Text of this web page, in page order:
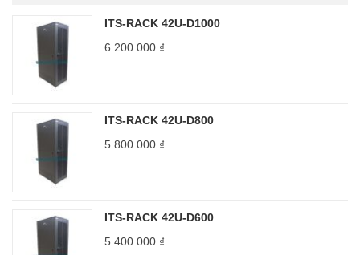
ITS-RACK 42U-D1000
6.200.000 ₫
ITS-RACK 42U-D800
5.800.000 ₫
ITS-RACK 42U-D600
5.400.000 ₫